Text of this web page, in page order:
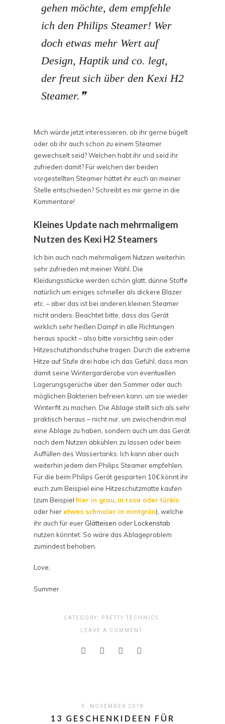
gehen möchte, dem empfehle
ich den Philips Steamer! Wer
doch etwas mehr Wert auf
Design, Haptik und co. legt,
der freut sich über den Kexi H2
Steamer.
Mich würde jetzt interessieren, ob ihr gerne bügelt
oder ob ihr auch schon zu einem Steamer
gewechselt seid? Welchen habt ihr und seid ihr
zufrieden damit? Für welchen der beiden
vorgestellten Steamer hättet ihr euch an meiner
Stelle entschieden? Schreibt es mir gerne in die
Kommentare!
Kleines Update nach mehrmaligem
Nutzen des Kexi H2 Steamers
Ich bin auch nach mehrmaligem Nutzen weiterhin
sehr zufrieden mit meiner Wahl. Die
Kleidungsstücke werden schön glatt, dünne Stoffe
natürlich um einiges schneller als dickere Blazer
etc. – aber das ist bei anderen kleinen Steamer
nicht anders. Beachtet bitte, dass das Gerät
wirklich sehr heißen Dampf in alle Richtungen
heraus spuckt – also bitte vorsichtig sein oder
Hitzeschutzhandschuhe tragen. Durch die extreme
Hitze auf Stufe drei habe ich das Gefühl, dass man
damit seine Wintergarderobe von eventuellen
Lagerungsgerüche über den Sommer oder auch
möglichen Bakterien befreien kann, um sie wieder
Winterfit zu machen. Die Ablage stellt sich als sehr
praktisch heraus – nicht nur, um zwischendrin mal
eine Ablage zu haben, sondern auch um das Gerät
nach dem Nutzen abkühlen zu lassen oder beim
Auffüllen des Wassertanks. Ich kann aber auch
weiterhin jedem den Philips Steamer empfehlen.
Für die beim Philips Gerät gesparten 10€ könnt ihr
euch zum Beispiel eine Hitzeschutzmatte kaufen
(zum Beispiel hier in grau in rosa oder türkis
oder hier etwas schmaler in mintgrün), welche
ihr auch für euer Glätteisen oderLockenstab
nutzen könntet. So wäre das Ablageproblem
zumindest behoben.
Love,
Summer
CATEGORY: PRETTY TECHNICS
LEAVE A COMMENT
9. NOVEMBER 2018
13 GESCHENKIDEEN FÜR